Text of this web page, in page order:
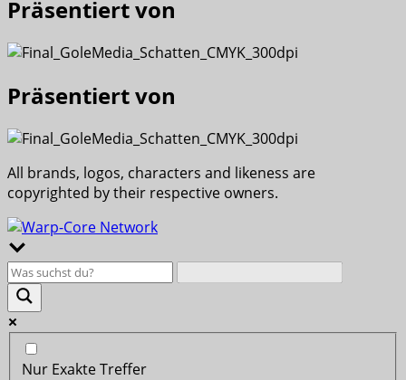
Präsentiert von
Präsentiert von
All brands, logos, characters and likeness are
copyrighted by their respective owners.
Nur Exakte Treffer